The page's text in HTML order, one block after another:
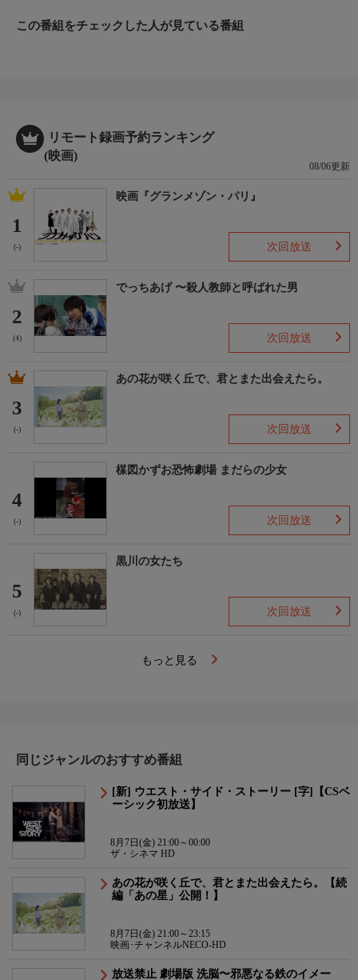
だったのか…。
お知らせ
この番組をチェックした人が見ている番組
リモート録画予約ランキング
(映画)
08/06更新
1
(-)
映画『グランメゾン・パリ』
次回放送
2
(4)
でっちあげ 〜殺人教師と呼ばれた男
次回放送
3
(-)
あの花が咲く丘で、君とまた出会えたら。
次回放送
4
(-)
楳図かずお恐怖劇場 まだらの少女
次回放送
5
(-)
黒川の女たち
次回放送
もっと見る
同じジャンルのおすすめ番組
[新] ウエスト・サイド・ストーリー [字]【CSベ
ーシック初放送】
8月7日(金) 21:00～00:00
ザ・シネマ HD
あの花が咲く丘で、君とまた出会えたら。【続
編「あの星」公開！】
8月7日(金) 21:00～23:15
映画･チャンネルNECO-HD
放送禁止 劇場版 洗脳〜邪悪なる鉄のイメー